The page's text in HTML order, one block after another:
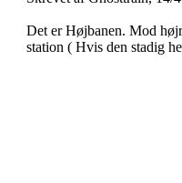
Det er Højbanen. Mod
station ( Hvis den stadig